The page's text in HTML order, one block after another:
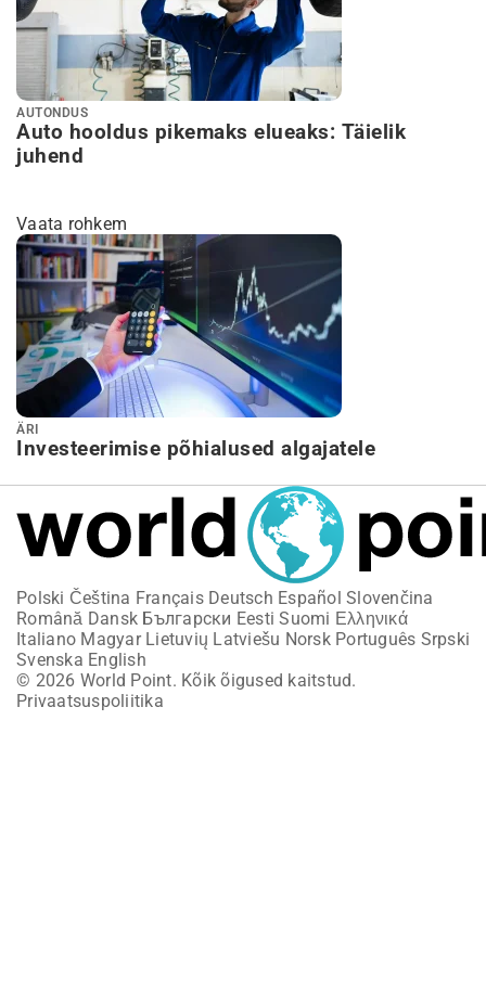
AUTONDUS
Auto hooldus pikemaks elueaks: Täielik
juhend
Vaata rohkem
ÄRI
Investeerimise põhialused algajatele
Polski Čeština Français Deutsch Español Slovenčina
Română Dansk Български Eesti Suomi Ελληνικά
Italiano Magyar Lietuvių Latviešu Norsk Português Srpski
Svenska English
© 2026 World Point. Kõik õigused kaitstud.
Privaatsuspoliitika